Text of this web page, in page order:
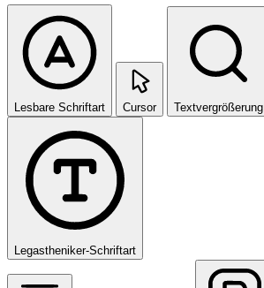
Lesbare Schriftart Cursor Textvergrößerung
Legastheniker-Schriftart